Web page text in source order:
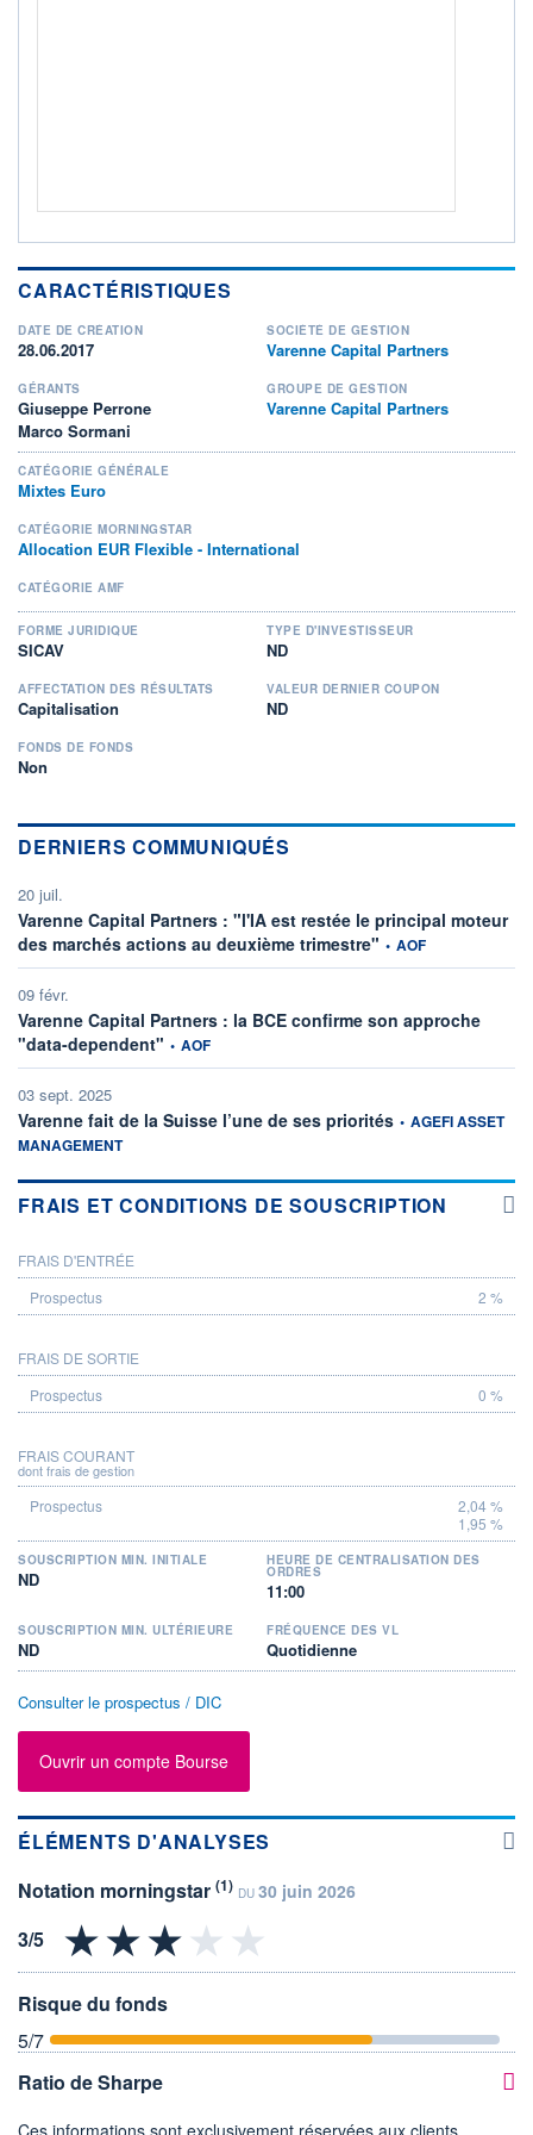
CARACTÉRISTIQUES
DATE DE CRÉATION
28.06.2017
SOCIÉTÉ DE GESTION
Varenne Capital Partners
GÉRANTS
Giuseppe Perrone
Marco Sormani
GROUPE DE GESTION
Varenne Capital Partners
CATÉGORIE GÉNÉRALE
Mixtes Euro
CATÉGORIE MORNINGSTAR
Allocation EUR Flexible - International
CATÉGORIE AMF
FORME JURIDIQUE
SICAV
TYPE D'INVESTISSEUR
ND
AFFECTATION DES RÉSULTATS
Capitalisation
VALEUR DERNIER COUPON
ND
FONDS DE FONDS
Non
DERNIERS COMMUNIQUÉS
20 juil.
Varenne Capital Partners : "l'IA est restée le principal moteur
des marchés actions au deuxième trimestre" information fournie par
• AOF
09 févr.
Varenne Capital Partners : la BCE confirme son approche
"data-dependent" information fournie par
• AOF
03 sept. 2025
Varenne fait de la Suisse l’une de ses priorités information fournie
• AGEFI ASSET
MANAGEMENT
FRAIS ET CONDITIONS DE SOUSCRIPTION
PROSPECTUS
FRAIS D'ENTRÉE
2 %
FRAIS DE SORTIE
0 %
FRAIS COURANT
dont frais de gestion
2,04 %
1,95 %
SOUSCRIPTION MIN. INITIALE
ND
HEURE DE CENTRALISATION DES
ORDRES
11:00
SOUSCRIPTION MIN. ULTÉRIEURE
ND
FRÉQUENCE DES VL
Quotidienne
Consulter le prospectus / DIC
Ouvrir un compte Bourse
ÉLÉMENTS D'ANALYSES
Notation morningstar (1) DU 30 juin 2026
Risque du fonds
5/7
Ratio de Sharpe